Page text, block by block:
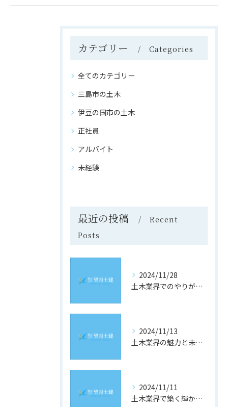
カテゴリー Categories
全てのカテゴリー
三島市の土木
伊豆の国市の土木
正社員
アルバイト
未経験
最近の投稿
Recent
Posts
2024/11/28
土木業界でのやりがいと成長の道
2024/11/13
土木業界の魅力と未来への道
2024/11/11
土木業界で築く輝かしい未来